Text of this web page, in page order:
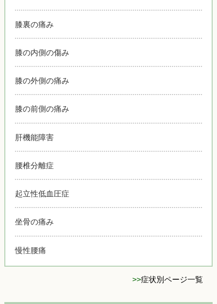
膝裏の痛み
膝の内側の傷み
膝の外側の痛み
膝の前側の痛み
肝機能障害
腰椎分離症
起立性低血圧症
坐骨の痛み
慢性腰痛
>>症状別ページ一覧